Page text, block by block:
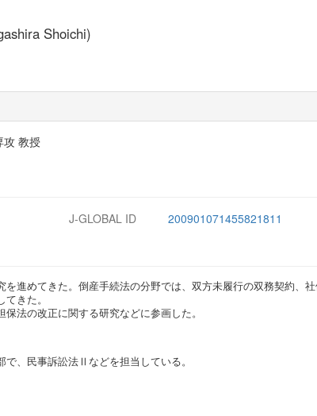
Shoichi)
攻 教授
J-GLOBAL ID
200901071455821811
進めてきた。倒産手続法の分野では、双方未履行の双務契約、社
きた。
法の改正に関する研究などに参画した。
、民事訴訟法Ⅱなどを担当している。